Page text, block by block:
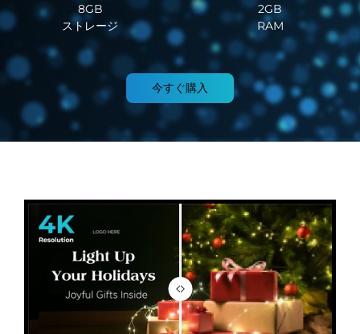
8GB
ストレージ
2GB
RAM
今すぐ購入